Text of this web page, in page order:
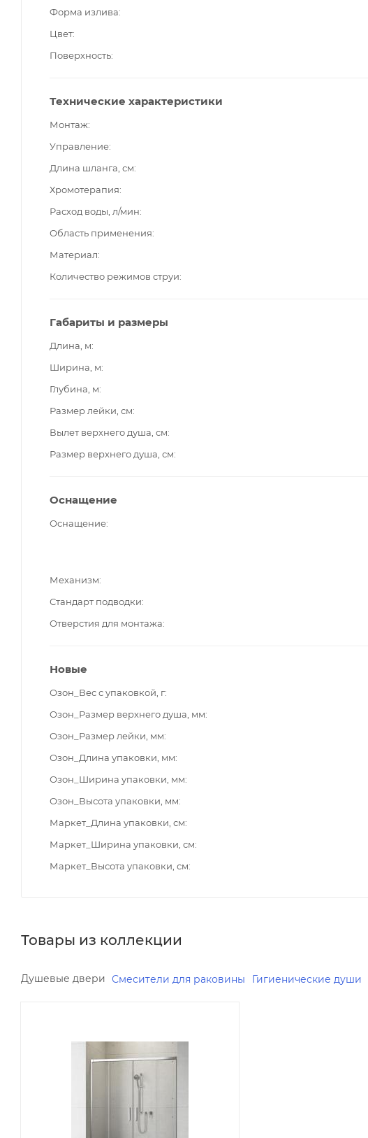
Форма излива
Цвет
Поверхность
Технические характеристики
Монтаж
Управление
Длина шланга, см
Хромотерапия
Расход воды, л/мин
Область применения
Материал
Количество режимов струи
Габариты и размеры
Длина, м
Ширина, м
Глубина, м
Размер лейки, см
Вылет верхнего душа, см
Размер верхнего душа, см
Оснащение
Оснащение
Механизм
Стандарт подводки
Отверстия для монтажа
Новые
Озон_Вес с упаковкой, г
Озон_Размер верхнего душа, мм
Озон_Размер лейки, мм
Озон_Длина упаковки, мм
Озон_Ширина упаковки, мм
Озон_Высота упаковки, мм
Маркет_Длина упаковки, см
Маркет_Ширина упаковки, см
Маркет_Высота упаковки, см
Товары из коллекции
Душевые двери Смесители для раковины Гигиенические души
Уголки ограждение,
паддоны, Товар, 00-